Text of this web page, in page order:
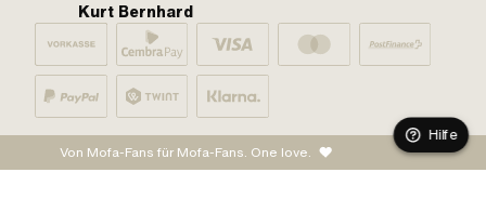
Kurt Bernhard
Von Mofa-Fans für Mofa-Fans. One love.
Hilfe